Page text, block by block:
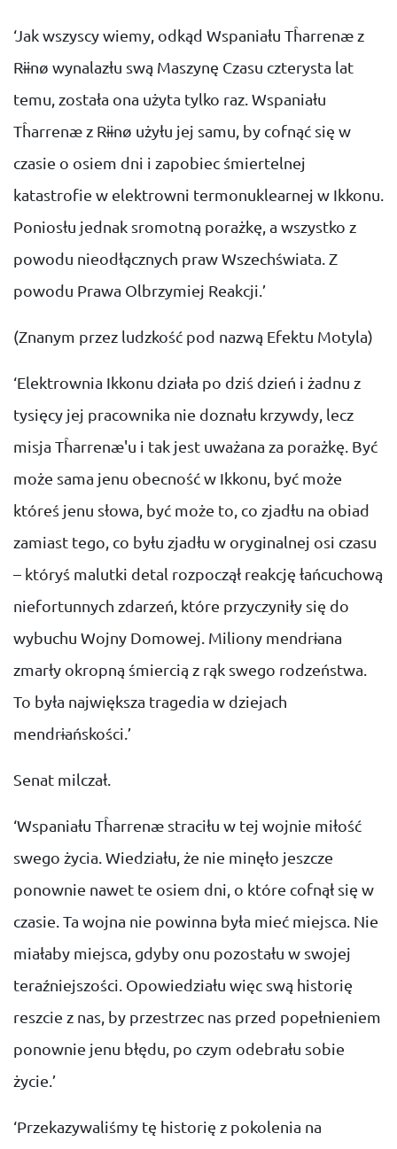
‘Jak wszyscy wiemy, odkąd Wspaniału Tĥarrenæ z
Rɨɨnø wynalazłu swą Maszynę Czasu czterysta lat
temu, została ona użyta tylko raz. Wspaniału
Tĥarrenæ z Rɨɨnø użyłu jej samu, by cofnąć się w
czasie o osiem dni i zapobiec śmiertelnej
katastrofie w elektrowni termonuklearnej w Ikkonu.
Poniosłu jednak sromotną porażkę, a wszystko z
powodu nieodłącznych praw Wszechświata. Z
powodu Prawa Olbrzymiej Reakcji.’
(Znanym przez ludzkość pod nazwą Efektu Motyla)
‘Elektrownia Ikkonu działa po dziś dzień i żadnu z
tysięcy jej pracownika nie doznału krzywdy, lecz
misja Tĥarrenæ'u i tak jest uważana za porażkę. Być
może sama jenu obecność w Ikkonu, być może
któreś jenu słowa, być może to, co zjadłu na obiad
zamiast tego, co byłu zjadłu w oryginalnej osi czasu
– któryś malutki detal rozpoczął reakcję łańcuchową
niefortunnych zdarzeń, które przyczyniły się do
wybuchu Wojny Domowej. Miliony mendrɨana
zmarły okropną śmiercią z rąk swego rodzeństwa.
To była największa tragedia w dziejach
mendrɨańskości.’
Senat milczał.
‘Wspaniału Tĥarrenæ straciłu w tej wojnie miłość
swego życia. Wiedziału, że nie minęło jeszcze
ponownie nawet te osiem dni, o które cofnął się w
czasie. Ta wojna nie powinna była mieć miejsca. Nie
miałaby miejsca, gdyby onu pozostału w swojej
teraźniejszości. Opowiedziału więc swą historię
reszcie z nas, by przestrzec nas przed popełnieniem
ponownie jenu błędu, po czym odebrału sobie
życie.’
‘Przekazywaliśmy tę historię z pokolenia na